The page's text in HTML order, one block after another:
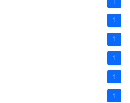
1
1
1
1
1